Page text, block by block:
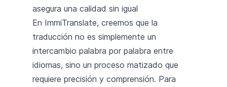
asegura una calidad sin igual
En ImmiTranslate, creemos que la
traducción no es simplemente un
intercambio palabra por palabra entre
idiomas, sino un proceso matizado que
requiere precisión y comprensión. Para